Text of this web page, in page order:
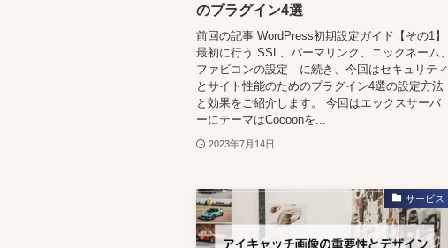
のプラグイン4選
前回の記事 WordPress初期設定ガイド【その1】
最初に行う SSL、パーマリンク、ニックネーム、
ファビコンの設定 に続き、今回はセキュリティ
とサイト性能のためのプラグイン4選の設定方法
と効果をご紹介します。 今回はエックスサーバ
ーにテーマはCocoonを...
2023年7月14日
サービス